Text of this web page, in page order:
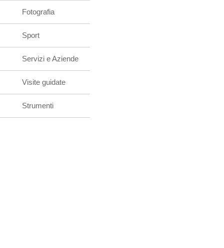
Fotografia
Sport
Servizi e Aziende
Visite guidate
Strumenti